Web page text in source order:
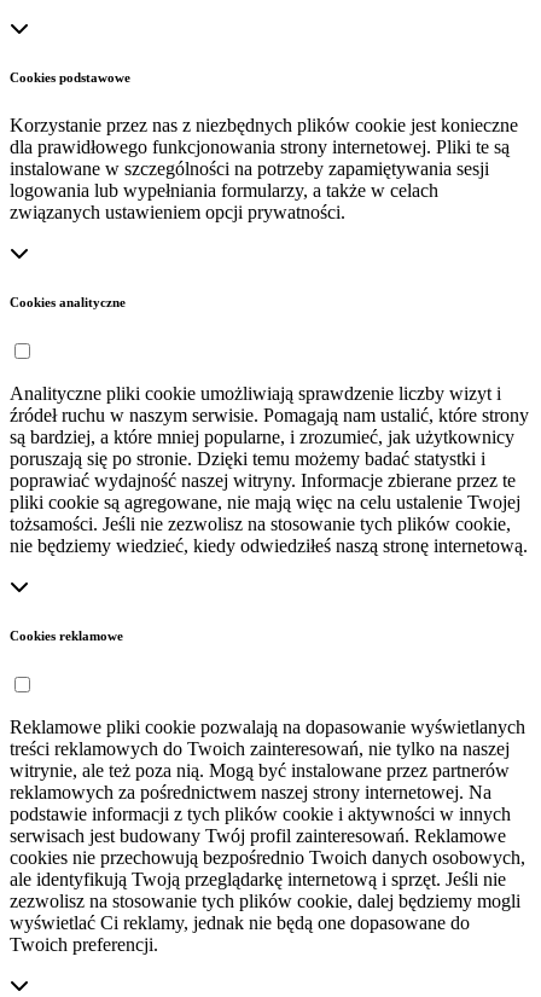
Cookies podstawowe
Korzystanie przez nas z niezbędnych plików cookie jest konieczne
dla prawidłowego funkcjonowania strony internetowej. Pliki te są
instalowane w szczególności na potrzeby zapamiętywania sesji
logowania lub wypełniania formularzy, a także w celach
związanych ustawieniem opcji prywatności.
Cookies analityczne
Analityczne pliki cookie umożliwiają sprawdzenie liczby wizyt i
źródeł ruchu w naszym serwisie. Pomagają nam ustalić, które strony
są bardziej, a które mniej popularne, i zrozumieć, jak użytkownicy
poruszają się po stronie. Dzięki temu możemy badać statystki i
poprawiać wydajność naszej witryny. Informacje zbierane przez te
pliki cookie są agregowane, nie mają więc na celu ustalenie Twojej
tożsamości. Jeśli nie zezwolisz na stosowanie tych plików cookie,
nie będziemy wiedzieć, kiedy odwiedziłeś naszą stronę internetową.
Cookies reklamowe
Reklamowe pliki cookie pozwalają na dopasowanie wyświetlanych
treści reklamowych do Twoich zainteresowań, nie tylko na naszej
witrynie, ale też poza nią. Mogą być instalowane przez partnerów
reklamowych za pośrednictwem naszej strony internetowej. Na
podstawie informacji z tych plików cookie i aktywności w innych
serwisach jest budowany Twój profil zainteresowań. Reklamowe
cookies nie przechowują bezpośrednio Twoich danych osobowych,
ale identyfikują Twoją przeglądarkę internetową i sprzęt. Jeśli nie
zezwolisz na stosowanie tych plików cookie, dalej będziemy mogli
wyświetlać Ci reklamy, jednak nie będą one dopasowane do
Twoich preferencji.